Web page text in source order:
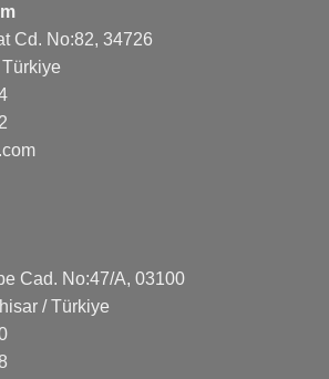
Cd. No:82, 34726
Türkiye
Cad. No:47/A, 03100
/ Türkiye